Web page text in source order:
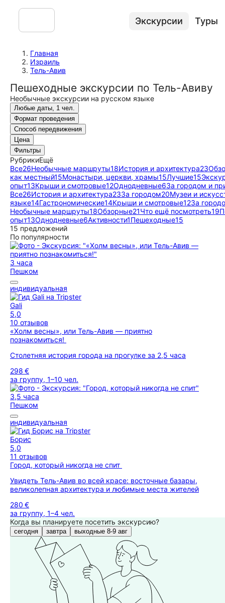
Экскурсии Туры
Главная
Израиль
Тель-Авив
Пешеходные экскурсии по Тель-Авиву
Необычные экскурсии на русском языке
Любые даты, 1 чел.
Формат проведения
Способ передвижения
Цена
Фильтры
РубрикиЕщё
Все26Необычные маршруты18История и архитектура23
как местный15Монастыри, церкви, храмы15Лучшие15
опыт13Крыши и смотровые12Однодневные6За городом и
Все26История и архитектура23За городом20Музеи и
языке14Гастрономические14Крыши и смотровые12За
Необычные маршруты18Обзорные21Что ещё посмотреть19
опыт13Однодневные6Активности1Пешеходные15
15 предложений
По популярности
3 часа
Пешком
индивидуальная
Gali
5,0
10 отзывов
«Холм весны», или Тель-Авив — приятно
познакомиться!
Столетняя история города на прогулке за 2,5 часа
298 €
за группу, 1–10 чел.
3,5 часа
Пешком
индивидуальная
Борис
5,0
11 отзывов
Город, который никогда не спит
Увидеть Тель-Авив во всей красе: восточные базары,
великолепная архитектура и любимые места жителей
280 €
за группу, 1–4 чел.
Когда вы планируете посетить экскурсию?
сегодня завтра выходные 8-9 авг